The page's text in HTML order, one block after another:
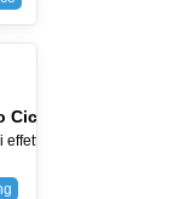
o Trappola?